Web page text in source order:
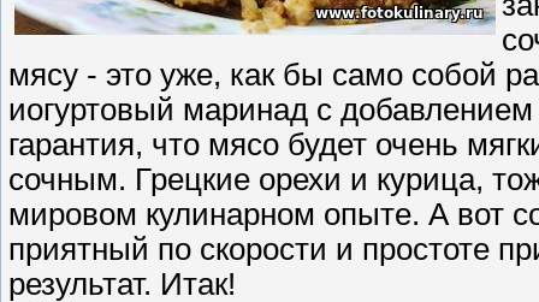
мясу - это уже, как бы само собой
иогуртовый маринад с
гарантия, что мясо будет очень
сочным. Грецкие орехи и курица,
мировом кулинарном опыте. А вот
приятный по скорости и простоте
результат. Итак!